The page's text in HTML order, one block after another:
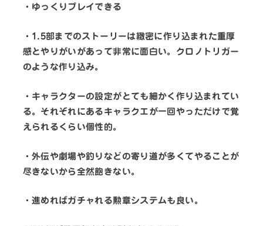
・ゆっくりプレイできる
・1.5部までのストーリーは緻密に作り込まれた重厚
感とやりがいがあって非常に面白い。クロノトリガー
のような作り込み。
・キャラクターの設定がとても細かく作り込まれてい
る。それぞれにあるキャラクエが一回やっただけで覚
えられるくらい個性的。
・外伝や劇場や釣りなどの寄り道が多くてやることが
尽きないから全然飽きない。
・進めればガチャれる勲章システムも良い。